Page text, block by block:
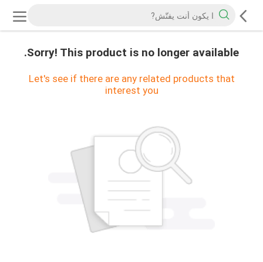
Sorry! This product is no longer available.
Let's see if there are any related products that
interest you